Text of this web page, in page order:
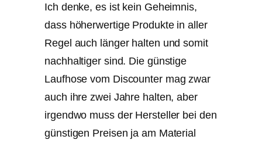
Ich denke, es ist kein Geheimnis,
dass höherwertige Produkte in aller
Regel auch länger halten und somit
nachhaltiger sind. Die günstige
Laufhose vom Discounter mag zwar
auch ihre zwei Jahre halten, aber
irgendwo muss der Hersteller bei den
günstigen Preisen ja am Material